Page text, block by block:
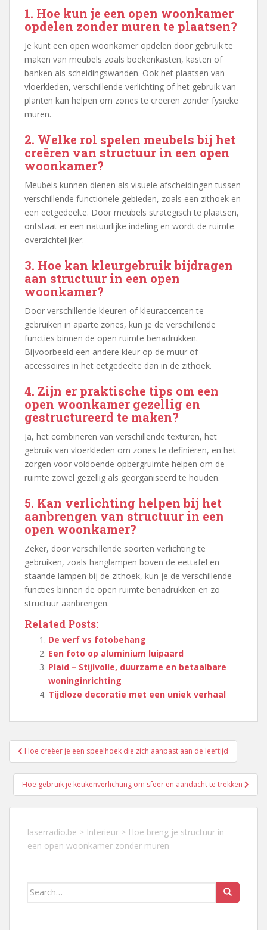
1. Hoe kun je een open woonkamer
opdelen zonder muren te plaatsen?
Je kunt een open woonkamer opdelen door gebruik te
maken van meubels zoals boekenkasten, kasten of
banken als scheidingswanden. Ook het plaatsen van
vloerkleden, verschillende verlichting of het gebruik van
planten kan helpen om zones te creëren zonder fysieke
muren.
2. Welke rol spelen meubels bij het
creëren van structuur in een open
woonkamer?
Meubels kunnen dienen als visuele afscheidingen tussen
verschillende functionele gebieden, zoals een zithoek en
een eetgedeelte. Door meubels strategisch te plaatsen,
ontstaat er een natuurlijke indeling en wordt de ruimte
overzichtelijker.
3. Hoe kan kleurgebruik bijdragen
aan structuur in een open
woonkamer?
Door verschillende kleuren of kleuraccenten te
gebruiken in aparte zones, kun je de verschillende
functies binnen de open ruimte benadrukken.
Bijvoorbeeld een andere kleur op de muur of
accessoires in het eetgedeelte dan in de zithoek.
4. Zijn er praktische tips om een
open woonkamer gezellig en
gestructureerd te maken?
Ja, het combineren van verschillende texturen, het
gebruik van vloerkleden om zones te definiëren, en het
zorgen voor voldoende opbergruimte helpen om de
ruimte zowel gezellig als georganiseerd te houden.
5. Kan verlichting helpen bij het
aanbrengen van structuur in een
open woonkamer?
Zeker, door verschillende soorten verlichting te
gebruiken, zoals hanglampen boven de eettafel en
staande lampen bij de zithoek, kun je de verschillende
functies binnen de open ruimte benadrukken en zo
structuur aanbrengen.
Related Posts:
De verf vs fotobehang
Een foto op aluminium luipaard
Plaid – Stijlvolle, duurzame en betaalbare
woninginrichting
Tijdloze decoratie met een uniek verhaal
Berichtnavigatie
Hoe creëer je een speelhoek die zich aanpast aan de leeftijd
Hoe gebruik je keukenverlichting om sfeer en aandacht te trekken
laserradio.be > Interieur > Hoe breng je structuur in
een open woonkamer zonder muren
Search